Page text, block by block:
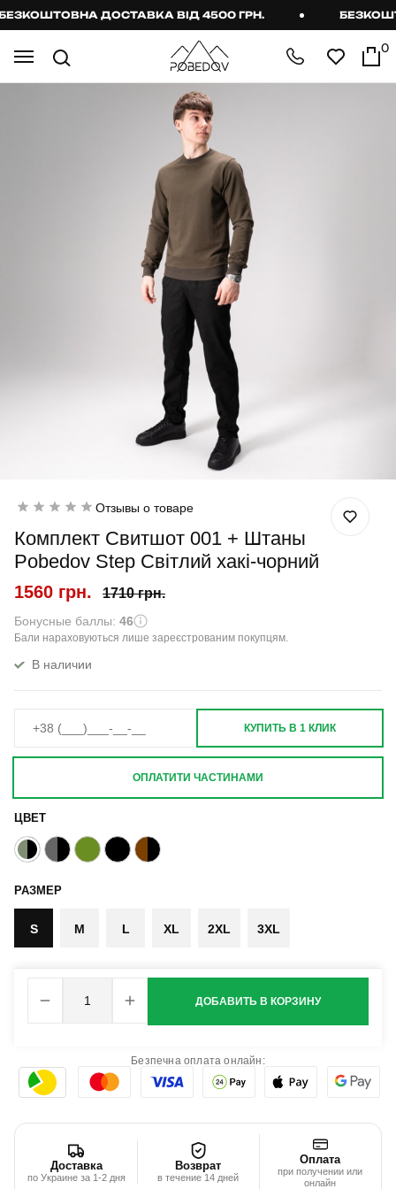
ДОСТАВКА ВІД 4500 ГРН.
0
Отзывы о товаре
Комплект Свитшот 001 + Штаны
Pobedov Step Світлий хакі-чорний
1560 грн. 1710 грн.
Бонусные баллы: 46
Бали нараховуються лише зареєстрованим покупцям.
В наличии
ЦВЕТ
РАЗМЕР
S M L XL 2XL 3XL
ДОБАВИТЬ В КОРЗИНУ
КУПИТЬ В 1 КЛИК
ОПЛАТИТИ ЧАСТИНАМИ
Безпечна оплата онлайн:
Доставка
по Украине за 1-2 дня
Возврат
в течение 14 дней
Оплата
при получении или
онлайн